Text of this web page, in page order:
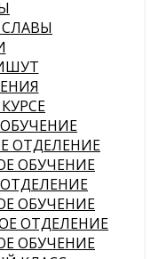
ОТДЕЛЕНИЕ
ОБУЧЕНИЕ
ОБУЧЕНИЕ
ОТДЕЛЕНИЕ
ОБУЧЕНИЕ